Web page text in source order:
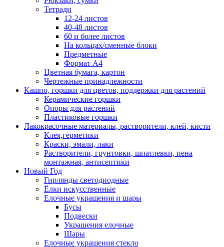
Тетради
12-24 листов
40-48 листов
60 и более листов
На кольцах/сменные блоки
Предметные
Формат А4
Цветная бумага, картон
Чертежные принадлежности
Кашпо, горшки для цветов, поддержки для растений
Керамические горшки
Опоры для растений
Пластиковые горшки
Лакокрасочные материалы, растворители, клей, кисти
Клея,герметики
Краски, эмали, лаки
Растворители, грунтовки, шпатлевки, пена
монтажная, антисептики
Новый Год
Гирлянды светодиодные
Ёлки искусственные
Елочные украшения и шары
Бусы
Подвески
Украшения елочные
Шары
Елочные украшения стекло